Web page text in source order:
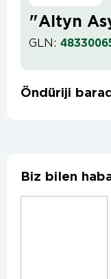
"Altyn
GLN:
Öndüriji
Biz bilen